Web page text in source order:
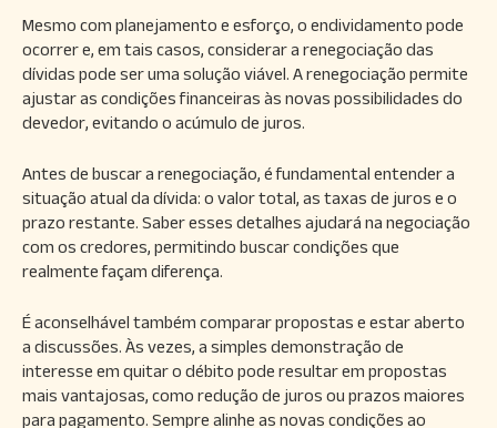
Mesmo com planejamento e esforço, o endividamento pode
ocorrer e, em tais casos, considerar a renegociação das
dívidas pode ser uma solução viável. A renegociação permite
ajustar as condições financeiras às novas possibilidades do
devedor, evitando o acúmulo de juros.
Antes de buscar a renegociação, é fundamental entender a
situação atual da dívida: o valor total, as taxas de juros e o
prazo restante. Saber esses detalhes ajudará na negociação
com os credores, permitindo buscar condições que
realmente façam diferença.
É aconselhável também comparar propostas e estar aberto
a discussões. Às vezes, a simples demonstração de
interesse em quitar o débito pode resultar em propostas
mais vantajosas, como redução de juros ou prazos maiores
para pagamento. Sempre alinhe as novas condições ao